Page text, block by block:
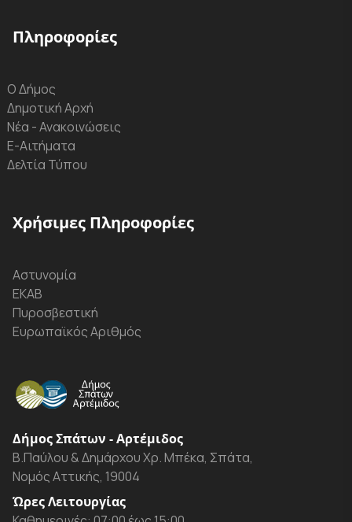
Πληροφορίες
Ο Δήμος
Δημοτική Αρχή
Νέα - Ανακοινώσεις
Ε-Αιτήματα
Δελτία Τύπου
Χρήσιμες Πληροφορίες
Αστυνομία
ΕΚΑΒ
Πυροσβεστική
Ευρωπαϊκός Αριθμός
Δήμος Σπάτων - Αρτέμιδος
Β.Παύλου & Δημάρχου Χρ. Μπέκα, Σπάτα,
Νομός Αττικής, 19004
Ώρες Λειτουργίας